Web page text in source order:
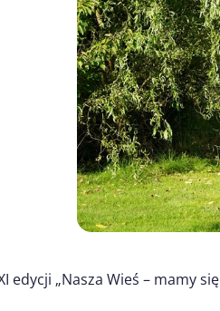
edycji „Nasza Wieś – mamy się